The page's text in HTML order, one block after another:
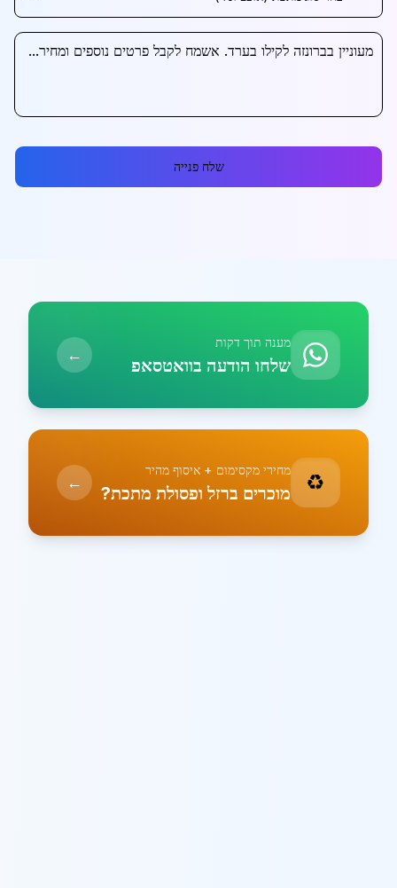
שלח פנייה
מענה תוך דקות
שלחו הודעה בוואטסאפ ←
♻️ מחירי מקסימום + איסוף מהיר
מוכרים ברזל ופסולת מתכת? ←